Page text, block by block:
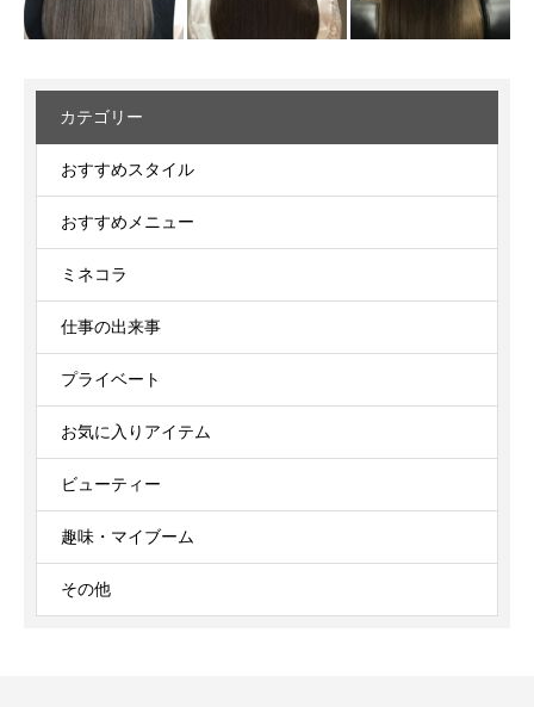
カテゴリー
おすすめスタイル
おすすめメニュー
ミネコラ
仕事の出来事
プライベート
お気に入りアイテム
ビューティー
趣味・マイブーム
その他